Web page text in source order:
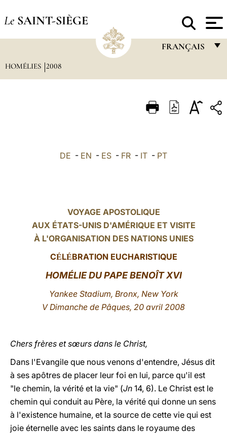
Le SAINT-SIÈGE
FRANÇAIS
ITALIANO
中文
LATINE
HOMÉLIES 2008
DE - EN - ES - FR - IT - PT
VOYAGE APOSTOLIQUE
AUX ÉTATS-UNIS D'AMÉRIQUE ET VISITE
À L'ORGANISATION DES NATIONS UNIES
CÉLÉBRATION EUCHARISTIQUE
HOMÉLIE DU PAPE BENOÎT XVI
Yankee Stadium, Bronx, New York
V Dimanche de Pâques, 20 avril 2008
Chers frères et sœurs dans le Christ,
Dans l'Evangile que nous venons d'entendre, Jésus dit
à ses apôtres de placer leur foi en lui, parce qu'il est
"le chemin, la vérité et la vie" (Jn 14, 6). Le Christ est le
chemin qui conduit au Père, la vérité qui donne un sens
à l'existence humaine, et la source de cette vie qui est
joie éternelle avec les saints dans le royaume des